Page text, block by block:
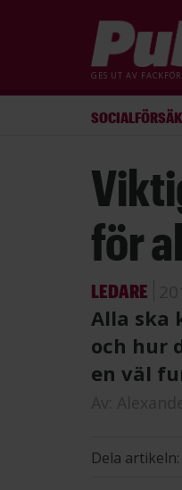
huvudinnehåll
GES UT AV
ARBETSRÄTT
för
LEDARE
Alla ska
och hur
en väl
Dela artikeln: